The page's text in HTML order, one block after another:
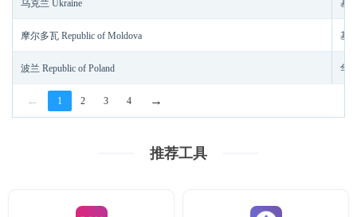
乌克兰 Ukraine 基
摩尔多瓦 Republic of Moldova 基
波兰 Republic of Poland 华
← 1 2 3 4 →
推荐工具